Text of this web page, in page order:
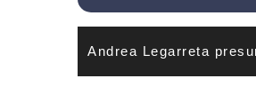
Andrea Legarreta